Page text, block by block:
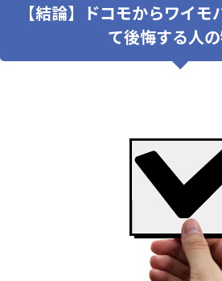
【結論】ドコモからワイ
て後悔する人